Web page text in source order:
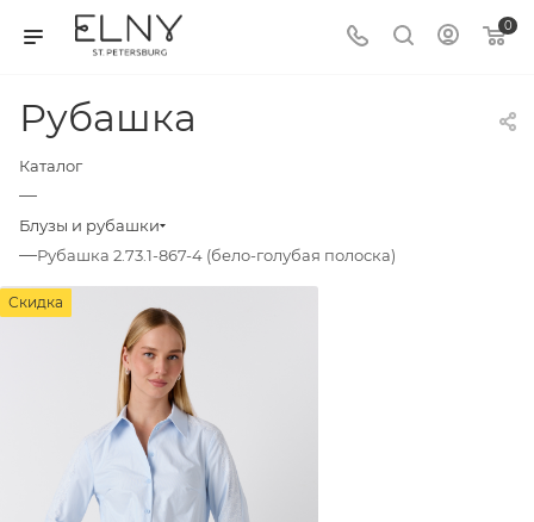
0
Рубашка
Каталог
—
Блузы и рубашки
—Рубашка 2.73.1-867-4 (бело-голубая полоска)
Скидка
Скидка